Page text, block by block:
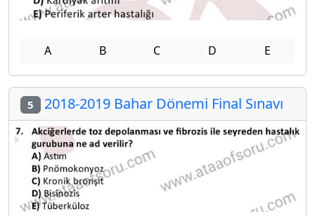
A B C D E
5 2018-2019 Bahar Dönemi Final Sınavı